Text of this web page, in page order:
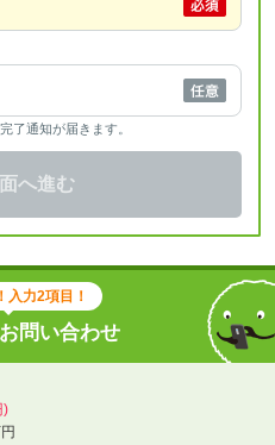
了通知が届きます。
へ進む
入力2項目！
問い合わせ
)